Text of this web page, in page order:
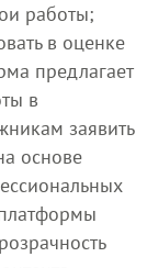
работы;
в оценке
предлагает
в
заявить
основе